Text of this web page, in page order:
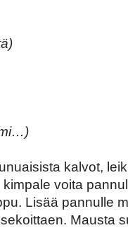
kalvot,
voita
Lisää pannulle
Mausta